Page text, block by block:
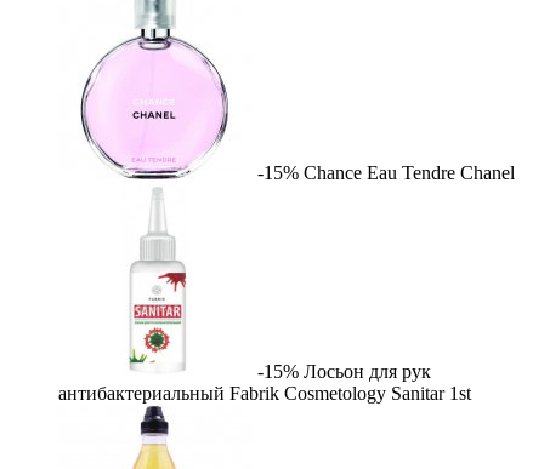
-15% Chance Eau Tendre Chanel
-15% Лосьон для рук
антибактериальный Fabrik Cosmetology Sanitar 1st